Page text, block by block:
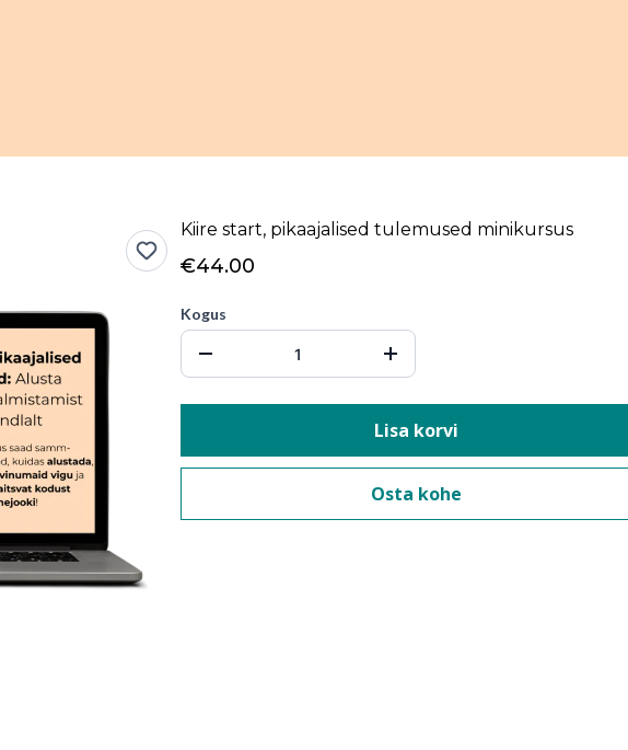
Kiire start, pikaajalised tulemused minikursus
€44.00
Kogus
Lisa korvi
Osta kohe